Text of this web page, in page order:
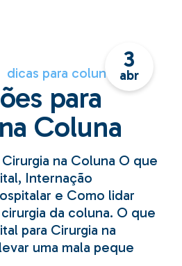
3
abr
dicas para coluna
para
Coluna
na Coluna O que
Internação
e Como lidar
da coluna. O que
para Cirurgia na
uma mala peque